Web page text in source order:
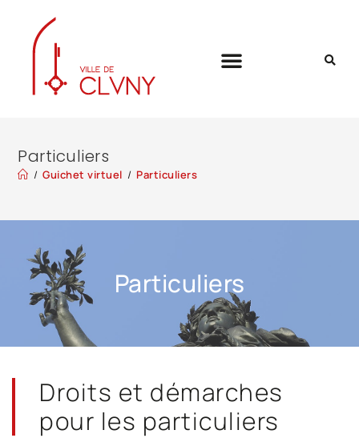
Particuliers
/ Guichet virtuel / Particuliers
Particuliers
Droits et démarches
pour les particuliers